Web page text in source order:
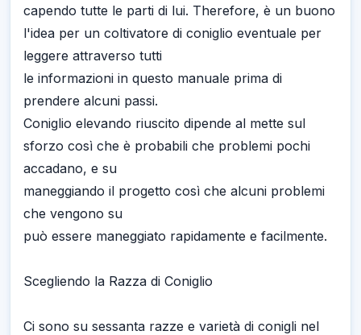
capendo tutte le parti di lui. Therefore, è un buono
l'idea per un coltivatore di coniglio eventuale per
leggere attraverso tutti
le informazioni in questo manuale prima di
prendere alcuni passi.
Coniglio elevando riuscito dipende al mette sul
sforzo così che è probabili che problemi pochi
accadano, e su
maneggiando il progetto così che alcuni problemi
che vengono su
può essere maneggiato rapidamente e facilmente.
Scegliendo la Razza di Coniglio
Ci sono su sessanta razze e varietà di conigli nel